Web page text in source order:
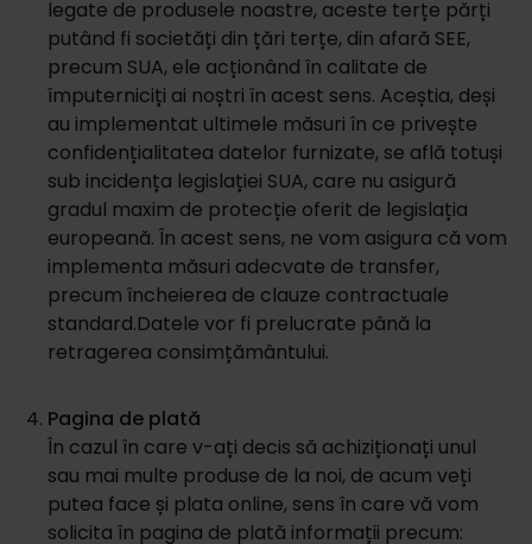
legate de produsele noastre, aceste terțe părți
putând fi societăți din țări terțe, din afară SEE,
precum SUA, ele acționând în calitate de
împuterniciți ai noștri în acest sens. Aceștia, deși
au implementat ultimele măsuri în ce privește
confidențialitatea datelor furnizate, se află totuși
sub incidența legislației SUA, care nu asigură
gradul maxim de protecție oferit de legislația
europeană. În acest sens, ne vom asigura că vom
implementa măsuri adecvate de transfer,
precum încheierea de clauze contractuale
standard.Datele vor fi prelucrate până la
retragerea consimțământului.
Pagina de plată
În cazul în care v-ați decis să achiziționați unul
sau mai multe produse de la noi, de acum veți
putea face și plata online, sens în care vă vom
solicita în pagina de plată informații precum: